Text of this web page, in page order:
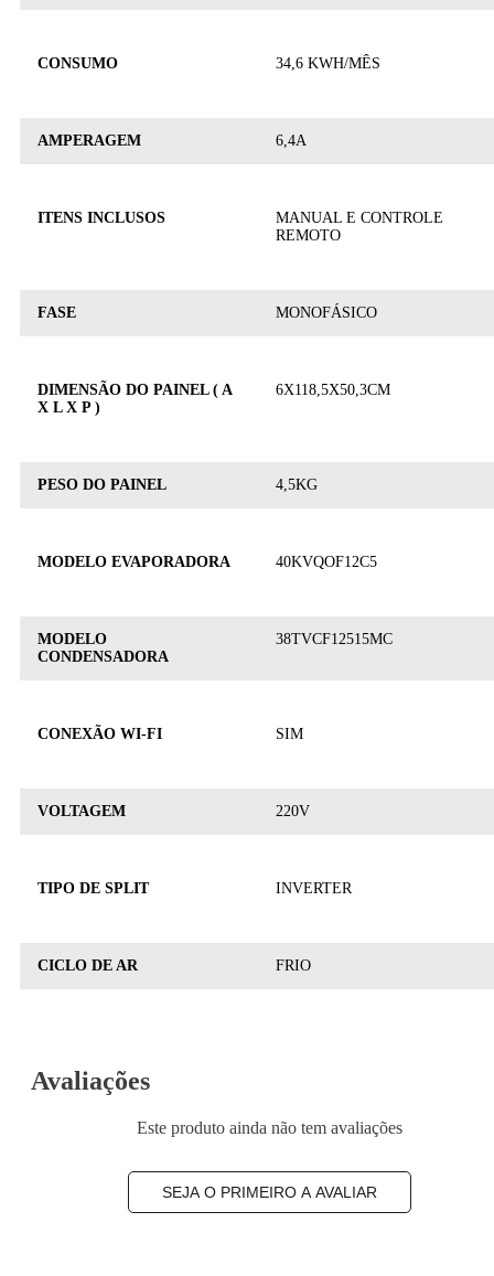
CONSUMO 34,6 KWH/MÊS
AMPERAGEM 6,4A
ITENS INCLUSOS
MANUAL E CONTROLE
REMOTO
FASE MONOFÁSICO
DIMENSÃO DO PAINEL ( A
X L X P )
6X118,5X50,3CM
PESO DO PAINEL 4,5KG
MODELO EVAPORADORA 40KVQOF12C5
MODELO
CONDENSADORA
38TVCF12515MC
CONEXÃO WI-FI SIM
VOLTAGEM 220V
TIPO DE SPLIT INVERTER
CICLO DE AR FRIO
Avaliações
Este produto ainda não tem avaliações
SEJA O PRIMEIRO A AVALIAR